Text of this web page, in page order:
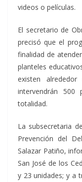
videos o películas.
El secretario de
precisó que el
finalidad de
planteles
existen
intervendrán
totalidad.
La subsecretaria
Prevención del
Salazar Patiño,
San José de los
y 23 unidades; y a